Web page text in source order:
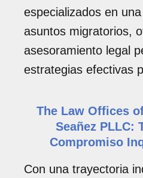
especializados en
asuntos migratorios,
asesoramiento legal
estrategias efectivas
The Law Offices
Seañez PLLC:
Compromiso
Con una trayectoria